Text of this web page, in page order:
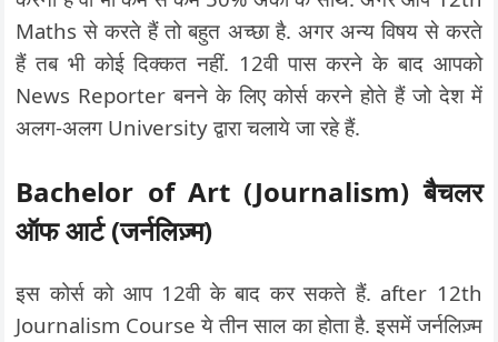
Maths से करते हैं तो बहुत अच्छा है. अगर अन्य विषय से करते
हैं तब भी कोई दिक्कत नहीं. 12वी पास करने के बाद आपको
News Reporter बनने के लिए कोर्स करने होते हैं जो देश में
अलग-अलग University द्वारा चलाये जा रहे हैं.
Bachelor of Art (Journalism) बैचलर
ऑफ आर्ट (जर्नलिज़्म)
इस कोर्स को आप 12वी के बाद कर सकते हैं. after 12th
Journalism Course ये तीन साल का होता है. इसमें जर्नलिज़्म